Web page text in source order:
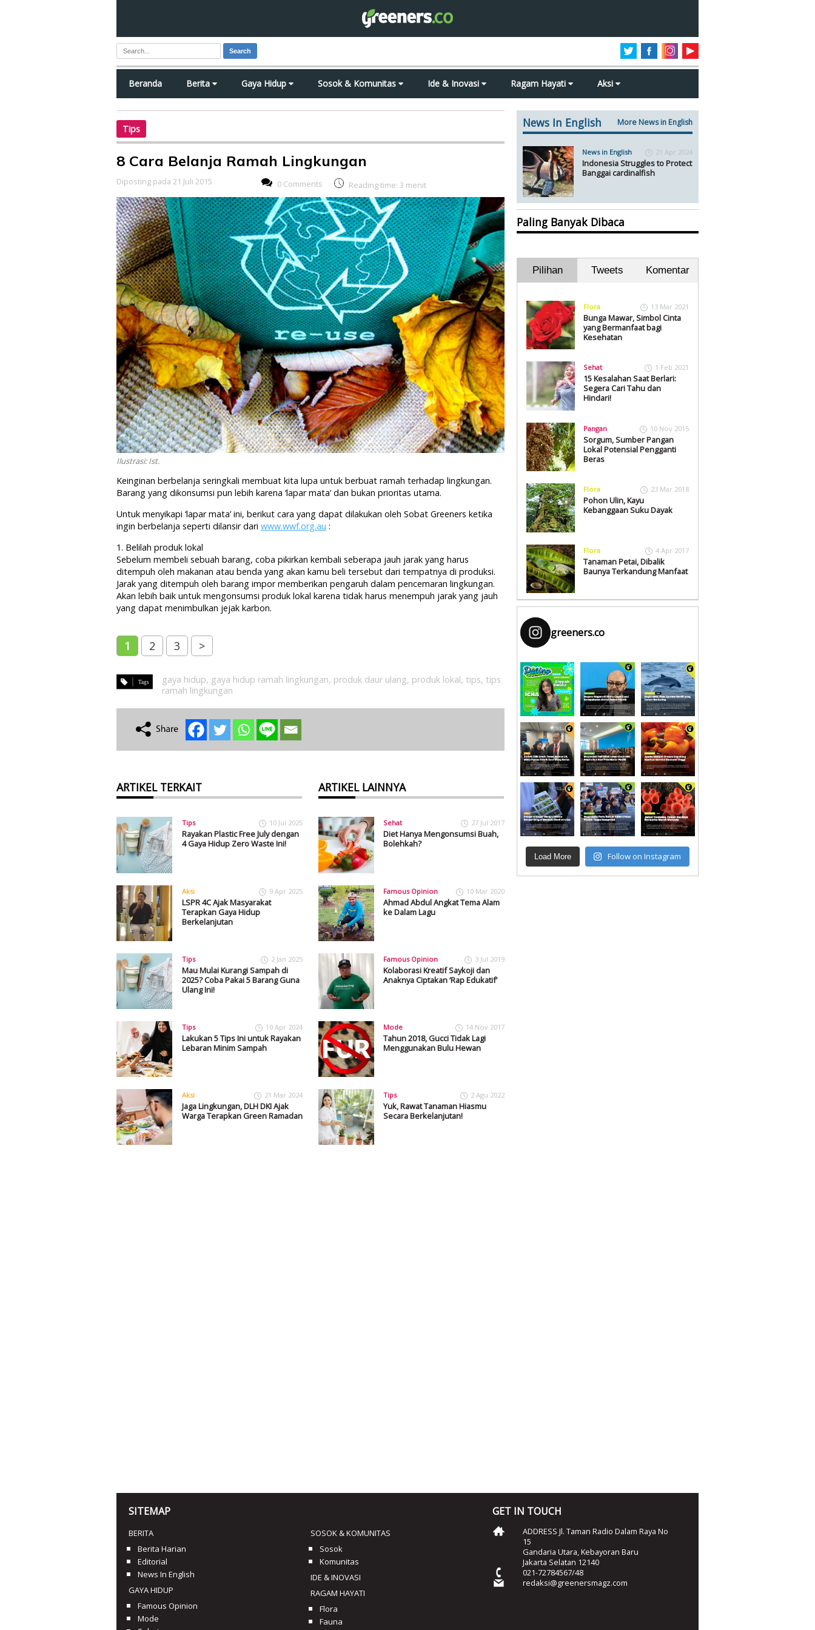
Search
Beranda Berita Gaya Hidup Sosok & Komunitas Ide & Inovasi Ragam Hayati Aksi
Tips
8 Cara Belanja Ramah Lingkungan
Diposting pada 21 Juli 2015 0 Comments Reading time: 3 menit
Ilustrasi: Ist.
Keinginan berbelanja seringkali membuat kita lupa untuk berbuat ramah terhadap lingkungan.
Barang yang dikonsumsi pun lebih karena ‘lapar mata’ dan bukan prioritas utama.
Untuk menyikapi ‘lapar mata’ ini, berikut cara yang dapat dilakukan oleh Sobat Greeners ketika
ingin berbelanja seperti dilansir dari www.wwf.org.au :
1. Belilah produk lokal
Sebelum membeli sebuah barang, coba pikirkan kembali seberapa jauh jarak yang harus
ditempuh oleh makanan atau benda yang akan kamu beli tersebut dari tempatnya di produksi.
Jarak yang ditempuh oleh barang impor memberikan pengaruh dalam pencemaran lingkungan.
Akan lebih baik untuk mengonsumsi produk lokal karena tidak harus menempuh jarak yang jauh
yang dapat menimbulkan jejak karbon.
1 2 3 >
gaya hidup, gaya hidup ramah lingkungan, produk daur ulang, produk lokal, tips, tips
ramah lingkungan
ARTIKEL TERKAIT
Tips 10 Jul 2025
Rayakan Plastic Free July dengan
4 Gaya Hidup Zero Waste Ini!
Aksi 9 Apr 2025
LSPR 4C Ajak Masyarakat
Terapkan Gaya Hidup
Berkelanjutan
Tips 2 Jan 2025
Mau Mulai Kurangi Sampah di
2025? Coba Pakai 5 Barang Guna
Ulang Ini!
Tips 10 Apr 2024
Lakukan 5 Tips Ini untuk Rayakan
Lebaran Minim Sampah
Aksi 21 Mar 2024
Jaga Lingkungan, DLH DKI Ajak
Warga Terapkan Green Ramadan
ARTIKEL LAINNYA
Sehat 27 Jul 2017
Diet Hanya Mengonsumsi Buah,
Bolehkah?
Famous Opinion 10 Mar 2020
Ahmad Abdul Angkat Tema Alam
ke Dalam Lagu
Famous Opinion 3 Jul 2019
Kolaborasi Kreatif Saykoji dan
Anaknya Ciptakan ‘Rap Edukatif’
Mode 14 Nov 2017
Tahun 2018, Gucci Tidak Lagi
Menggunakan Bulu Hewan
Tips 2 Agu 2022
Yuk, Rawat Tanaman Hiasmu
Secara Berkelanjutan!
News In English More News in English
News in English 21 Apr 2024
Indonesia Struggles to Protect
Banggai cardinalfish
Paling Banyak Dibaca
Pilihan Tweets Komentar
Flora 13 Mar 2021
Bunga Mawar, Simbol Cinta
yang Bermanfaat bagi
Kesehatan
Sehat 1 Feb 2021
15 Kesalahan Saat Berlari:
Segera Cari Tahu dan
Hindari!
Pangan 10 Nov 2015
Sorgum, Sumber Pangan
Lokal Potensial Pengganti
Beras
Flora 23 Mar 2018
Pohon Ulin, Kayu
Kebanggaan Suku Dayak
Flora 4 Apr 2017
Tanaman Petai, Dibalik
Baunya Terkandung Manfaat
greeners.co
Load More Follow on Instagram
SITEMAP
BERITA
Berita Harian
Editorial
News In English
GAYA HIDUP
Famous Opinion
Mode
SOSOK & KOMUNITAS
Sosok
Komunitas
IDE & INOVASI
RAGAM HAYATI
Flora
Fauna
GET IN TOUCH
ADDRESS Jl. Taman Radio Dalam Raya No
15
Gandaria Utara, Kebayoran Baru
Jakarta Selatan 12140
021-72784567/48
redaksi@greenersmagz.com